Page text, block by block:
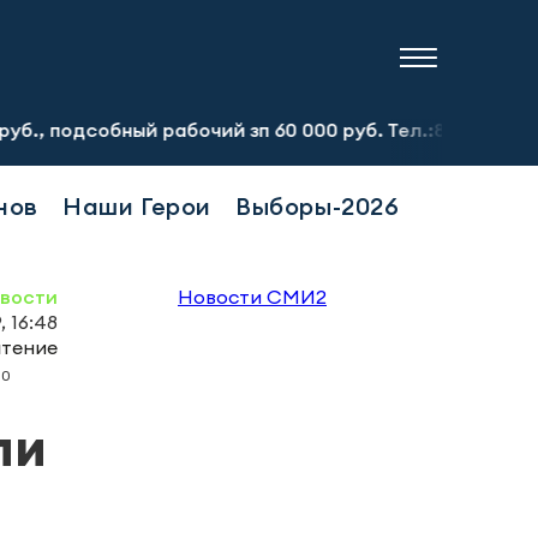
рабочий зп 60 000 руб. Тел.:8-917-913-20-71
Наши Герои Выборы-2026
16:48
0
Новости СМИ2